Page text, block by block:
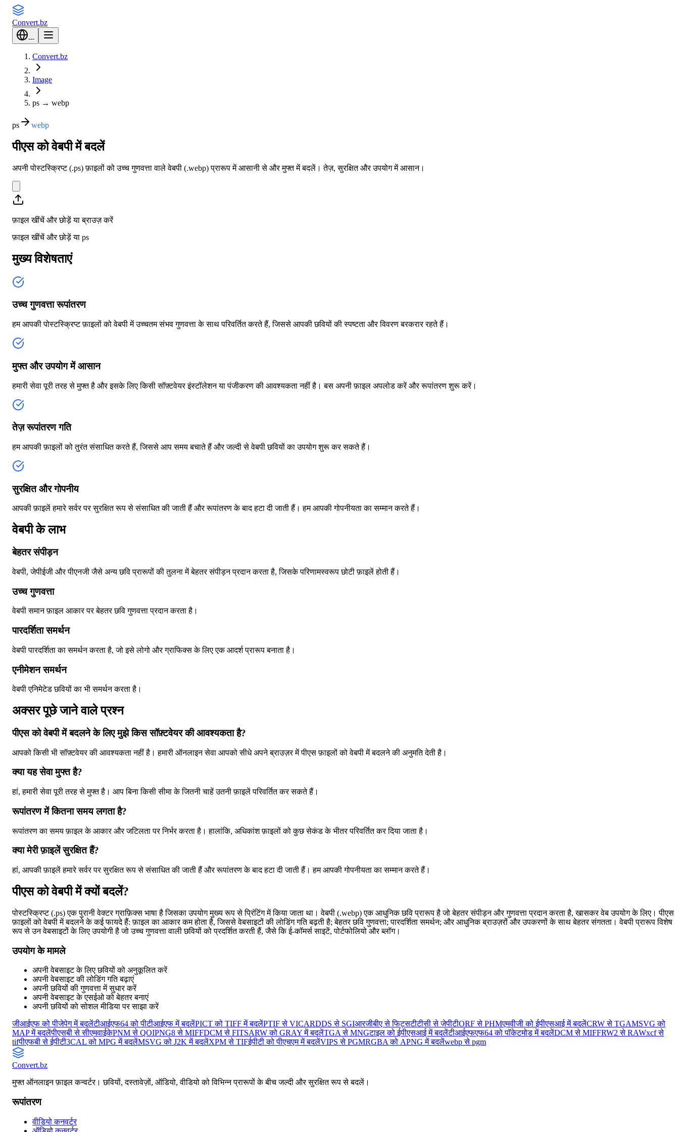
Convert.bz
---
Convert.bz
Image
ps → webp
ps webp
पीएस को वेबपी में बदलें
अपनी पोस्टस्क्रिप्ट (.ps) फ़ाइलों को उच्च गुणवत्ता वाले वेबपी (.webp) प्रारूप में आसानी से और मुफ्त में बदलें। तेज़, सुरक्षित और उपयोग में आसान।
फ़ाइल खींचें और छोड़ें या ब्राउज़ करें
फ़ाइल खींचें और छोड़ें या ps
मुख्य विशेषताएं
उच्च गुणवत्ता रूपांतरण
हम आपकी पोस्टस्क्रिप्ट फ़ाइलों को वेबपी में उच्चतम संभव गुणवत्ता के साथ परिवर्तित करते हैं, जिससे आपकी छवियों की स्पष्टता और विवरण बरकरार रहते हैं।
मुफ्त और उपयोग में आसान
हमारी सेवा पूरी तरह से मुफ्त है और इसके लिए किसी सॉफ़्टवेयर इंस्टॉलेशन या पंजीकरण की आवश्यकता नहीं है। बस अपनी फ़ाइल अपलोड करें और रूपांतरण शुरू करें।
तेज़ रूपांतरण गति
हम आपकी फ़ाइलों को तुरंत संसाधित करते हैं, जिससे आप समय बचाते हैं और जल्दी से वेबपी छवियों का उपयोग शुरू कर सकते हैं।
सुरक्षित और गोपनीय
आपकी फ़ाइलें हमारे सर्वर पर सुरक्षित रूप से संसाधित की जाती हैं और रूपांतरण के बाद हटा दी जाती हैं। हम आपकी गोपनीयता का सम्मान करते हैं।
वेबपी के लाभ
बेहतर संपीड़न
वेबपी, जेपीईजी और पीएनजी जैसे अन्य छवि प्रारूपों की तुलना में बेहतर संपीड़न प्रदान करता है, जिसके परिणामस्वरूप छोटी फ़ाइलें होती हैं।
उच्च गुणवत्ता
वेबपी समान फ़ाइल आकार पर बेहतर छवि गुणवत्ता प्रदान करता है।
पारदर्शिता समर्थन
वेबपी पारदर्शिता का समर्थन करता है, जो इसे लोगो और ग्राफिक्स के लिए एक आदर्श प्रारूप बनाता है।
एनीमेशन समर्थन
वेबपी एनिमेटेड छवियों का भी समर्थन करता है।
अक्सर पूछे जाने वाले प्रश्न
पीएस को वेबपी में बदलने के लिए मुझे किस सॉफ़्टवेयर की आवश्यकता है?
आपको किसी भी सॉफ़्टवेयर की आवश्यकता नहीं है। हमारी ऑनलाइन सेवा आपको सीधे अपने ब्राउज़र में पीएस फ़ाइलों को वेबपी में बदलने की अनुमति देती है।
क्या यह सेवा मुफ्त है?
हां, हमारी सेवा पूरी तरह से मुफ्त है। आप बिना किसी सीमा के जितनी चाहें उतनी फ़ाइलें परिवर्तित कर सकते हैं।
रूपांतरण में कितना समय लगता है?
रूपांतरण का समय फ़ाइल के आकार और जटिलता पर निर्भर करता है। हालांकि, अधिकांश फ़ाइलों को कुछ सेकंड के भीतर परिवर्तित कर दिया जाता है।
क्या मेरी फ़ाइलें सुरक्षित हैं?
हां, आपकी फ़ाइलें हमारे सर्वर पर सुरक्षित रूप से संसाधित की जाती हैं और रूपांतरण के बाद हटा दी जाती हैं। हम आपकी गोपनीयता का सम्मान करते हैं।
पीएस को वेबपी में क्यों बदलें?
पोस्टस्क्रिप्ट (.ps) एक पुरानी वेक्टर ग्राफ़िक्स भाषा है जिसका उपयोग मुख्य रूप से प्रिंटिंग में किया जाता था। वेबपी (.webp) एक आधुनिक छवि प्रारूप है जो बेहतर संपीड़न और गुणवत्ता प्रदान करता है, खासकर वेब उपयोग के लिए। पीएस
फ़ाइलों को वेबपी में बदलने के कई फायदे हैं: फ़ाइल का आकार कम होता है, जिससे वेबसाइटों की लोडिंग गति बढ़ती है; बेहतर छवि गुणवत्ता; पारदर्शिता समर्थन; और आधुनिक ब्राउज़रों और उपकरणों के साथ बेहतर संगतता। वेबपी प्रारूप विशेष
रूप से उन वेबसाइटों के लिए उपयोगी है जो उच्च गुणवत्ता वाली छवियों को प्रदर्शित करती हैं, जैसे कि ई-कॉमर्स साइटें, पोर्टफोलियो और ब्लॉग।
उपयोग के मामले
अपनी वेबसाइट के लिए छवियों को अनुकूलित करें
अपनी वेबसाइट की लोडिंग गति बढ़ाएं
अपनी छवियों की गुणवत्ता में सुधार करें
अपनी वेबसाइट के एसईओ को बेहतर बनाएं
अपनी छवियों को सोशल मीडिया पर साझा करें
जीआईएफ को पीजेपेग में बदलेंटीआईएफ64 को पीटीआईएफ में बदलेंPICT को TIFF में बदलेंPTIF से VICARDDS से SGIआरजीबीए से फिट्सटीटीसी से जेपीटीORF से PHMएमवीजी को ईपीएसआई में बदलेंCRW से TGAMSVG को
MAP में बदलेंपीएसबी से सीएमवाईकेPNM से QOIPNG8 से MIFFDCM से FITSARW को GRAY में बदलेंTGA से MNGटाइल को ईपीएसआई में बदलेंटीआईएफएफ64 को पॉकेटमोड में बदलेंDCM से MIFFRW2 से RAWxcf से
tifपीएफबी से ईपीटी3CAL को MPG में बदलेंMSVG को J2K में बदलेंXPM से TIFईपीटी को पीएचएम में बदलेंVIPS से PGMRGBA को APNG में बदलेंwebp से pgm
Convert.bz
मुफ्त ऑनलाइन फ़ाइल कन्वर्टर। छवियों, दस्तावेज़ों, ऑडियो, वीडियो को विभिन्न प्रारूपों के बीच जल्दी और सुरक्षित रूप से बदलें।
रूपांतरण
वीडियो कनवर्टर